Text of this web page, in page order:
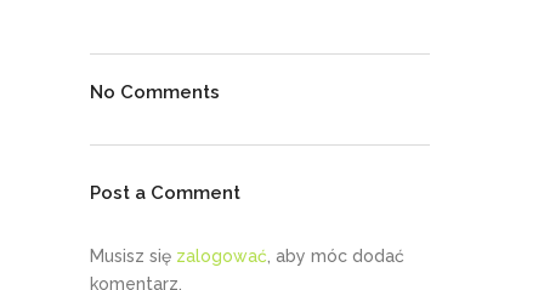
No Comments
Post a Comment
Musisz się zalogować , aby móc dodać
komentarz.